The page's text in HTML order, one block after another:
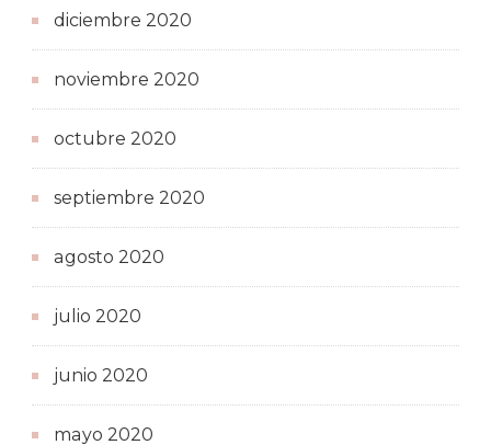
diciembre 2020
noviembre 2020
octubre 2020
septiembre 2020
agosto 2020
julio 2020
junio 2020
mayo 2020